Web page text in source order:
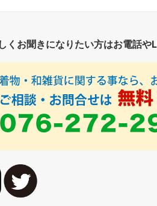
くお聞きになりたい方はお電話や